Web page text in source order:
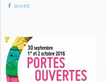
SHARE